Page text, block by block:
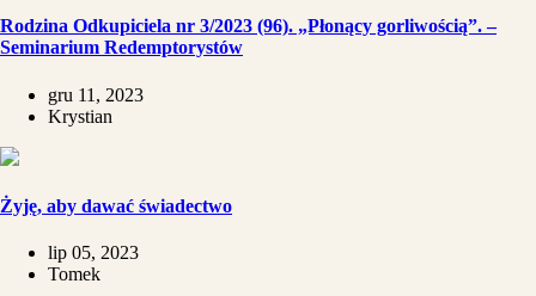
Rodzina Odkupiciela nr 3/2023 (96). „Płonący gorliwością”. –
Seminarium Redemptorystów
gru 11, 2023
Krystian
Żyję, aby dawać świadectwo
lip 05, 2023
Tomek